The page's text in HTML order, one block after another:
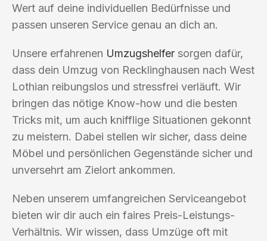
Wert auf deine individuellen Bedürfnisse und
passen unseren Service genau an dich an.
Unsere erfahrenen Umzugshelfer sorgen dafür,
dass dein Umzug von Recklinghausen nach West
Lothian reibungslos und stressfrei verläuft. Wir
bringen das nötige Know-how und die besten
Tricks mit, um auch knifflige Situationen gekonnt
zu meistern. Dabei stellen wir sicher, dass deine
Möbel und persönlichen Gegenstände sicher und
unversehrt am Zielort ankommen.
Neben unserem umfangreichen Serviceangebot
bieten wir dir auch ein faires Preis-Leistungs-
Verhältnis. Wir wissen, dass Umzüge oft mit